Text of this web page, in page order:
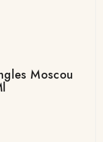
Moscou